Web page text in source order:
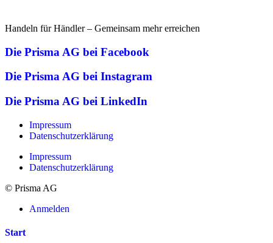
Handeln für Händler – Gemeinsam mehr erreichen
Die Prisma AG bei Facebook
Die Prisma AG bei Instagram
Die Prisma AG bei LinkedIn
Impressum
Datenschutzerklärung
Impressum
Datenschutzerklärung
© Prisma AG
Anmelden
Start